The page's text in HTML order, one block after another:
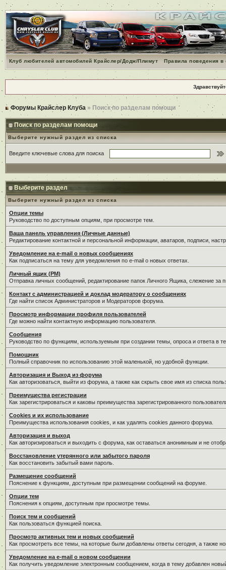
Клуб любителей автомобилей Крайслер/Додж/Плимут Правила поведения
Форумы Крайслер Клуба » Поиск по разделам помощи
Поиск по разделам помощи
Выберите нужный раздел из списка
Введите ключевые слова для поиска
Выберите раздел
Выберите нужный раздел из списка
Опции темы
Руководство по доступным опциям, при просмотре тем.
Ваша панель управления (Личные данные)
Редактирование контактной и персональной информации, аватаров, подписи,
Уведомление на e-mail о новых сообщениях
Как подписаться на тему для уведомления по e-mail о новых ответах.
Личный ящик (PM)
Отправка личных сообщений, редактирование папок Личного Ящика, слежение
Контакт с администрацией и доклад модератору о сообщениях
Где найти список Администраторов и Модераторов форума.
Просмотр информации профиля пользователей
Где можно найти контактную информацию пользователя.
Сообщения
Руководство по функциям, используемым при создании темы, опроса и ответа в
Помощник
Полный справочник по использованию этой маленькой, но удобной функции.
Авторизация и Выход из форума
Как авторизоваться, выйти из форума, а также как скрыть свое имя из списка
Преимущества регистрации
Как зарегистрироваться и каковы преимущества зарегистрированного
Cookies и их использование
Преимущества использования cookies, и как удалять cookies данного форума.
Авторизация и выход
Как авторизироваться и выходить с форума, как оставаться анонимным и не
Восстановление утерянного или забытого пароля
Как восстановить забытый вами пароль.
Размещение сообщений
Пояснение к функциям, доступным при размещении сообщений на форуме.
Опции тем
Пояснения к опциям, доступным при просмотре темы.
Поиск тем и сообщений
Как пользоваться функцией поиска.
Просмотр активных тем и новых сообщений
Как просмотреть все темы, на которые были добавлены ответы сегодня, а также
Уведомление на е-mail о новом сообщении
Как получить уведомление электронным сообщением, когда в тему добавлен